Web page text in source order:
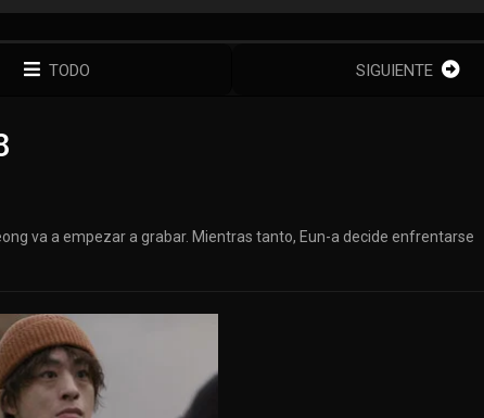
TODO SIGUIENTE
va a empezar a grabar. Mientras tanto, Eun-a decide enfrentarse